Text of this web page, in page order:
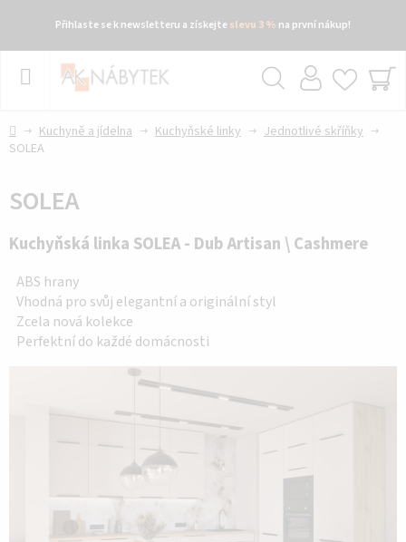
Přihlaste se k newsletteru a získejteslevu 3 % na první nákup!
Přejít
DomůKuchyně a jídelna Kuchyňské linky
Jednotlivé skříňky
SOLEA
SOLEA
Kuchyňská linka SOLEA - Dub Artisan \ Cashmere
ABS hrany
Vhodná pro svůj elegantní a originální styl
Zcela nová kolekce
Perfektní do každé domácnosti